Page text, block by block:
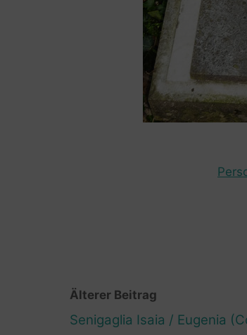
Älterer Beitrag
Senigaglia Isaia / Eugenia